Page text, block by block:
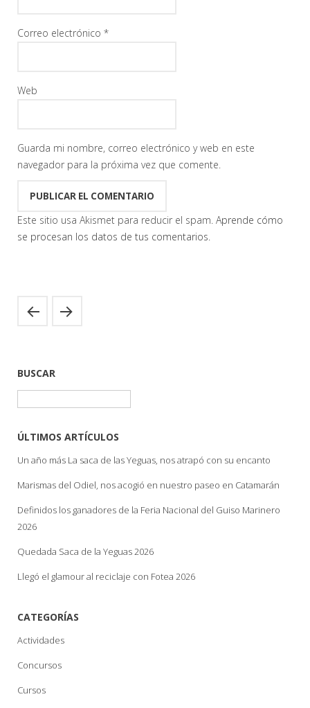
Correo electrónico *
Web
Guarda mi nombre, correo electrónico y web en este
navegador para la próxima vez que comente.
Este sitio usa Akismet para reducir el spam. Aprende cómo
se procesan los datos de tus comentarios.
BUSCAR
ÚLTIMOS ARTÍCULOS
Un año más La saca de las Yeguas, nos atrapó con su encanto
Marismas del Odiel, nos acogió en nuestro paseo en Catamarán
Definidos los ganadores de la Feria Nacional del Guiso Marinero
2026
Quedada Saca de la Yeguas 2026
Llegó el glamour al reciclaje con Fotea 2026
CATEGORÍAS
Actividades
Concursos
Cursos